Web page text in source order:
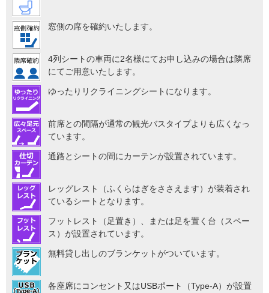
窓側の席を確約いたします。
4列シートの車両に2名様にてお申し込みの場合は隣席
にてご用意いたします。
ゆったりリクライニングシートになります。
前席との間隔が通常の観光バスタイプよりも広くなっ
ています。
通路とシートの間にカーテンが設置されています。
レッグレスト（ふくらはぎをささえます）が装着され
ているシートとなります。
フットレスト（足置き）、または足を置く台（スペー
ス）が設置されています。
無料貸し出しのブランケットがついています。
各座席にコンセント又はUSBポート（Type-A）が設置